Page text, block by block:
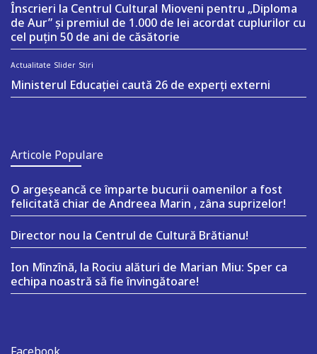
Înscrieri la Centrul Cultural Mioveni pentru „Diploma
de Aur” și premiul de 1.000 de lei acordat cuplurilor cu
cel puțin 50 de ani de căsătorie
Actualitate Slider Stiri
Ministerul Educației caută 26 de experți externi
Articole Populare
O argeşeancă ce împarte bucurii oamenilor a fost
felicitată chiar de Andreea Marin , zâna suprizelor!
Director nou la Centrul de Cultură Brătianu!
Ion Mînzînă, la Rociu alături de Marian Miu: Sper ca
echipa noastră să fie învingătoare!